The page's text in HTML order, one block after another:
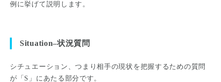
例に挙げて説明します。
Situation–状況質問
シチュエーション、つまり相手の現状を把握するための質問
が「S」にあたる部分です。